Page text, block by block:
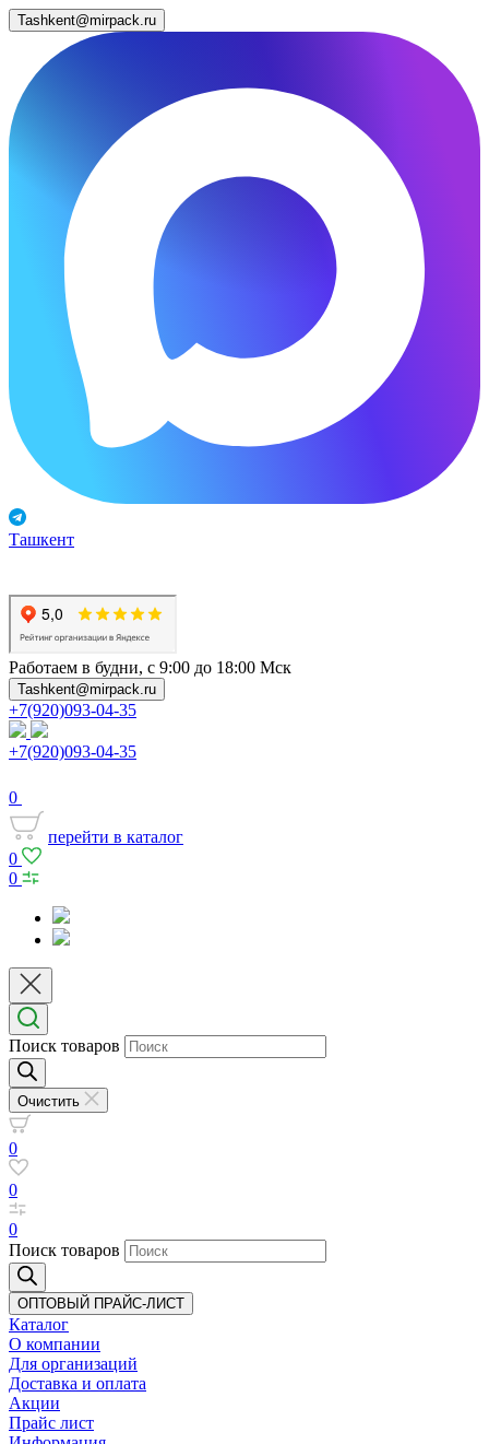
Tashkent@mirpack.ru
Ташкент
Работаем в будни, с 9:00 до 18:00 Мск
Tashkent@mirpack.ru
+7(920)093-04-35
+7(920)093-04-35
0
перейти в каталог
0
0
Поиск товаров
Очистить
0
0
0
Поиск товаров
ОПТОВЫЙ ПРАЙС-ЛИСТ
Каталог
О компании
Для организаций
Доставка и оплата
Акции
Прайс лист